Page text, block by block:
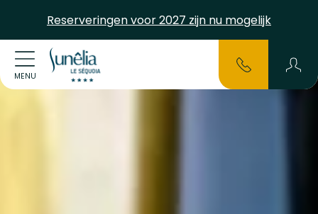
Reserveringen voor 2027 zijn nu mogelijk
MENU